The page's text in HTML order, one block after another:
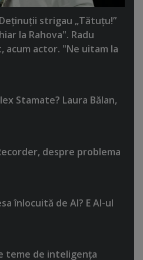
strigau „Tătuţu!”
la Rahova". Radu
acum actor. "Ne uitam la
Stamate? Laura Bălan,
despre problema
înlocuită de AI? E AI-ul
teme de inteligenţa